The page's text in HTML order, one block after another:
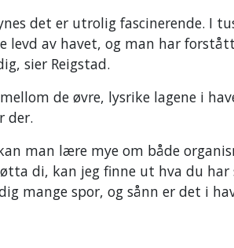
det er utrolig fascinerende. I
levd av havet, og man har
sier Reigstad.
de øvre, lysrike lagene i
der.
man lære mye om både
di, kan jeg finne ut hva du
mange spor, og sånn er det i